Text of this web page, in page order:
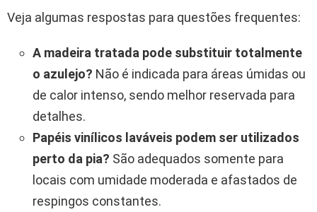
Veja algumas respostas para questões frequentes:
A madeira tratada pode substituir totalmente
o azulejo? Não é indicada para áreas úmidas ou
de calor intenso, sendo melhor reservada para
detalhes.
Papéis vinílicos laváveis podem ser utilizados
perto da pia? São adequados somente para
locais com umidade moderada e afastados de
respingos constantes.